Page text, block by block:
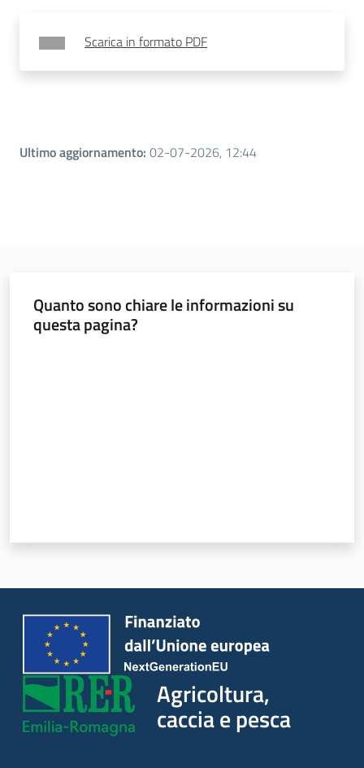
Scarica in formato PDF
Ultimo aggiornamento: 02-07-2026, 12:44
Quanto sono chiare le informazioni su
questa pagina?
Agricoltura,
caccia e pesca